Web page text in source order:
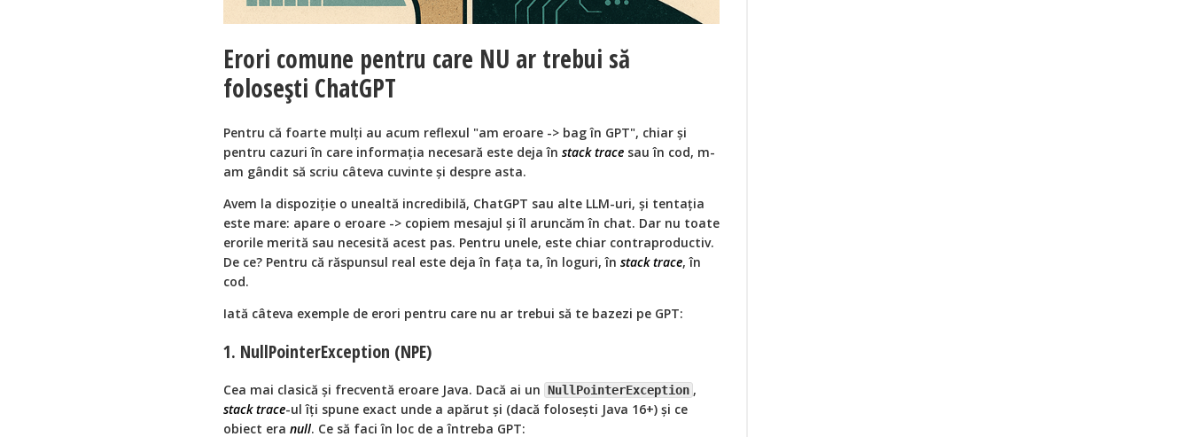
Erori comune pentru care NU ar trebui să
folosești ChatGPT
Pentru că foarte mulți au acum reflexul "am eroare -> bag în GPT", chiar și
pentru cazuri în care informația necesară este deja în stack trace sau în cod, m-
am gândit să scriu câteva cuvinte și despre asta.
Avem la dispoziție o unealtă incredibilă, ChatGPT sau alte LLM-uri, și tentația
este mare: apare o eroare -> copiem mesajul și îl aruncăm în chat. Dar nu toate
erorile merită sau necesită acest pas. Pentru unele, este chiar contraproductiv.
De ce? Pentru că răspunsul real este deja în fața ta, în loguri, în stack trace, în
cod.
Iată câteva exemple de erori pentru care nu ar trebui să te bazezi pe GPT:
1. NullPointerException (NPE)
Cea mai clasică și frecventă eroare Java. Dacă ai un NullPointerException ,
stack trace-ul îți spune exact unde a apărut și (dacă folosești Java 16+) și ce
obiect era null. Ce să faci în loc de a întreba GPT: